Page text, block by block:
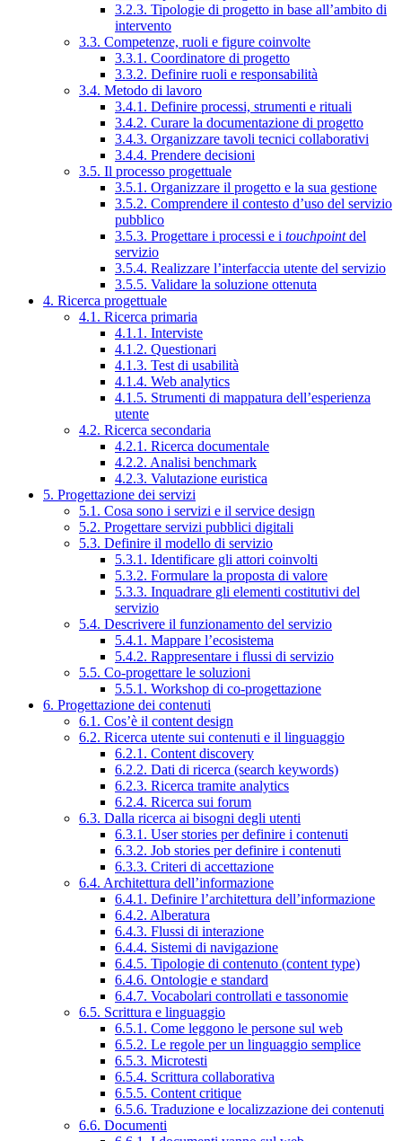
3.2.3. Tipologie di progetto in base all’ambito di
intervento
3.3. Competenze, ruoli e figure coinvolte
3.3.1. Coordinatore di progetto
3.3.2. Definire ruoli e responsabilità
3.4. Metodo di lavoro
3.4.1. Definire processi, strumenti e rituali
3.4.2. Curare la documentazione di progetto
3.4.3. Organizzare tavoli tecnici collaborativi
3.4.4. Prendere decisioni
3.5. Il processo progettuale
3.5.1. Organizzare il progetto e la sua gestione
3.5.2. Comprendere il contesto d’uso del servizio
pubblico
3.5.3. Progettare i processi e i touchpointdel
servizio
3.5.4. Realizzare l’interfaccia utente del servizio
3.5.5. Validare la soluzione ottenuta
4. Ricerca progettuale
4.1. Ricerca primaria
4.1.1. Interviste
4.1.2. Questionari
4.1.3. Test di usabilità
4.1.4. Web analytics
4.1.5. Strumenti di mappatura dell’esperienza
utente
4.2. Ricerca secondaria
4.2.1. Ricerca documentale
4.2.2. Analisi benchmark
4.2.3. Valutazione euristica
5. Progettazione dei servizi
5.1. Cosa sono i servizi e il service design
5.2. Progettare servizi pubblici digitali
5.3. Definire il modello di servizio
5.3.1. Identificare gli attori coinvolti
5.3.2. Formulare la proposta di valore
5.3.3. Inquadrare gli elementi costitutivi del
servizio
5.4. Descrivere il funzionamento del servizio
5.4.1. Mappare l’ecosistema
5.4.2. Rappresentare i flussi di servizio
5.5. Co-progettare le soluzioni
5.5.1. Workshop di co-progettazione
6. Progettazione dei contenuti
6.1. Cos’è il content design
6.2. Ricerca utente sui contenuti e il linguaggio
6.2.1. Content discovery
6.2.2. Dati di ricerca (search keywords)
6.2.3. Ricerca tramite analytics
6.2.4. Ricerca sui forum
6.3. Dalla ricerca ai bisogni degli utenti
6.3.1. User stories per definire i contenuti
6.3.2. Job stories per definire i contenuti
6.3.3. Criteri di accettazione
6.4. Architettura dell’informazione
6.4.1. Definire l’architettura dell’informazione
6.4.2. Alberatura
6.4.3. Flussi di interazione
6.4.4. Sistemi di navigazione
6.4.5. Tipologie di contenuto (content type)
6.4.6. Ontologie e standard
6.4.7. Vocabolari controllati e tassonomie
6.5. Scrittura e linguaggio
6.5.1. Come leggono le persone sul web
6.5.2. Le regole per un linguaggio semplice
6.5.3. Microtesti
6.5.4. Scrittura collaborativa
6.5.5. Content critique
6.5.6. Traduzione e localizzazione dei contenuti
6.6. Documenti